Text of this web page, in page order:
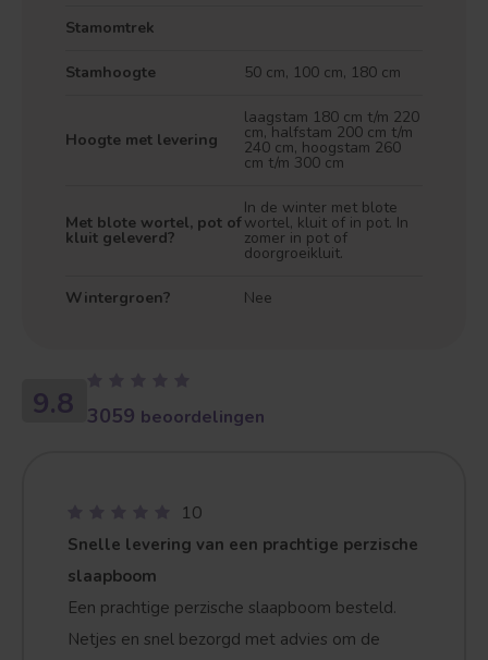
Stamomtrek
Stamhoogte 50 cm, 100 cm, 180 cm
Hoogte met levering
laagstam 180 cm t/m 220
cm, halfstam 200 cm t/m
240 cm, hoogstam 260
cm t/m 300 cm
Met blote wortel, pot of
kluit geleverd?
In de winter met blote
wortel, kluit of in pot. In
zomer in pot of
doorgroeikluit.
Wintergroen? Nee
9.8 3059 beoordelingen
10
Snelle levering van een prachtige perzische
slaapboom
Een prachtige perzische slaapboom besteld.
Netjes en snel bezorgd met advies om de